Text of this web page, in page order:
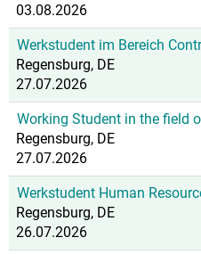
03.08.2026
Werkstudent im Bereich
Regensburg, DE
27.07.2026
Working Student in the field
Regensburg, DE
27.07.2026
Werkstudent Human
Regensburg, DE
26.07.2026